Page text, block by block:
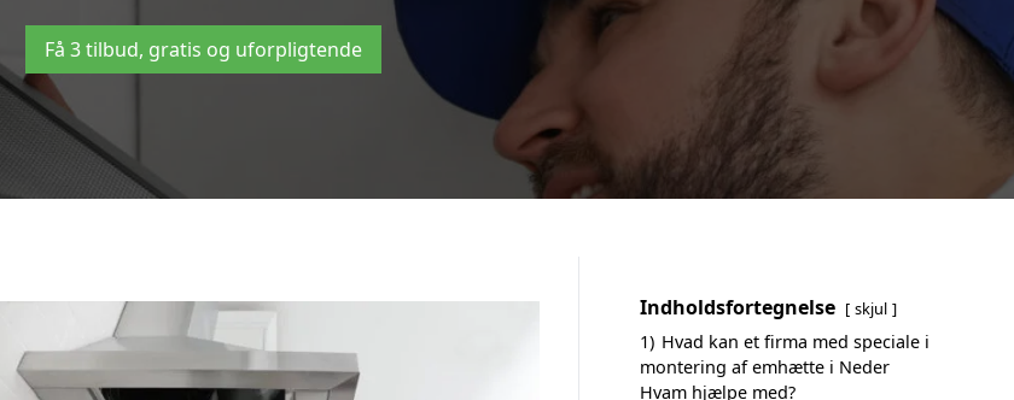
Få 3 tilbud, gratis og uforpligtende
Indholdsfortegnelse skjul
1) Hvad kan et firma med speciale i
montering af emhætte i Neder
Hvam hjælpe med?